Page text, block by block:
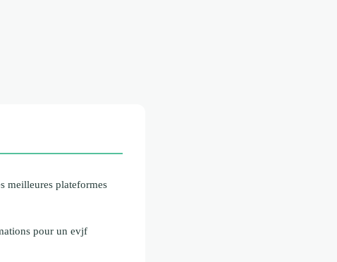
meilleures plateformes
pour un evjf